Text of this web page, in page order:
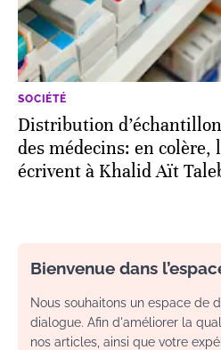
SOCIÉTÉ
Distribution
des médecins: en colère,
écrivent à Khalid Aït
Bienvenue dans
Nous souhaitons un espace de
dialogue. Afin d'améliorer la
nos articles, ainsi que votre